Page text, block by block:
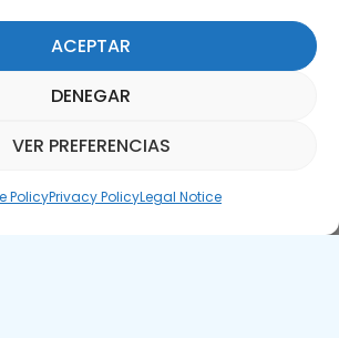
ACEPTAR
DENEGAR
VER PREFERENCIAS
PolicyPrivacy PolicyLegal Notice